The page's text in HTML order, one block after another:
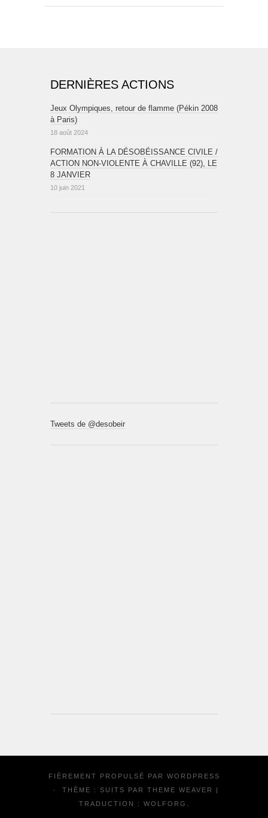
DERNIÈRES ACTIONS
Jeux Olympiques, retour de flamme (Pékin 2008
à Paris)
18 août 2024
FORMATION À LA DÉSOBÉISSANCE CIVILE /
ACTION NON-VIOLENTE À CHAVILLE (92), LE
8 JANVIER
10 juin 2021
Tweets de @desobeir
FIÈREMENT PROPULSÉ PAR WORDPRESS
·
THÈME : SUITS PAR THEME WEAVER
|
TRADUCTION : WOLFORG